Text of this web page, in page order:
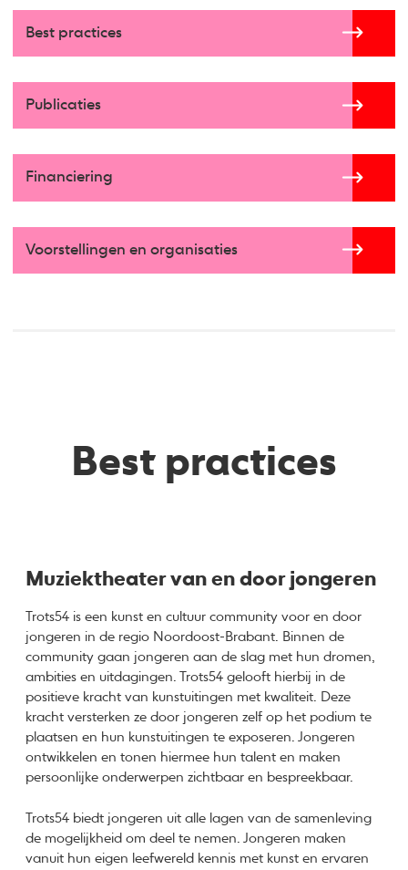
Best practices
Publicaties
Financiering
Voorstellingen en organisaties
Best practices
Muziektheater van en door jongeren
Trots54 is een kunst en cultuur community voor en door
jongeren in de regio Noordoost-Brabant. Binnen de
community gaan jongeren aan de slag met hun dromen,
ambities en uitdagingen. Trots54 gelooft hierbij in de
positieve kracht van kunstuitingen met kwaliteit. Deze
kracht versterken ze door jongeren zelf op het podium te
plaatsen en hun kunstuitingen te exposeren. Jongeren
ontwikkelen en tonen hiermee hun talent en maken
persoonlijke onderwerpen zichtbaar en bespreekbaar.
Trots54 biedt jongeren uit alle lagen van de samenleving
de mogelijkheid om deel te nemen. Jongeren maken
vanuit hun eigen leefwereld kennis met kunst en ervaren